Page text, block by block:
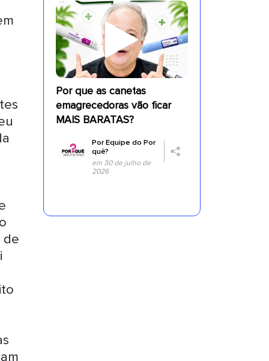
de
Por que as canetas
emagrecedoras vão ficar
MAIS BARATAS?
PorEquipe do Por
quê?
em 30 de julho de
2026